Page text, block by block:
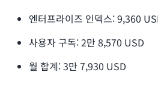
엔터프라이즈 인덱스: 9,360
사용자 구독: 2만 8,570 USD
월 합계: 3만 7,930 USD